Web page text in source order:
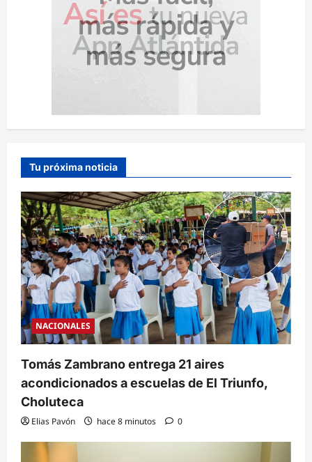
Tu próxima noticia
NACIONALES
Tomás Zambrano entrega 21 aires
acondicionados a escuelas de El Triunfo,
Choluteca
Elias Pavón hace 8 minutos 0